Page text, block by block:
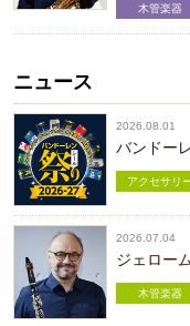
木管楽器
ニュース
2026.08.01
バンドー
アクセサリ
2026.07.04
ジェロー
木管楽器